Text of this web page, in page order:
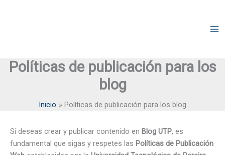
Políticas de publicación para los
blog
Inicio Políticas de publicación para los blog
Si deseas crear y publicar contenido en Blog UTP, es
fundamental que sigas y respetes las Políticas de Publicación